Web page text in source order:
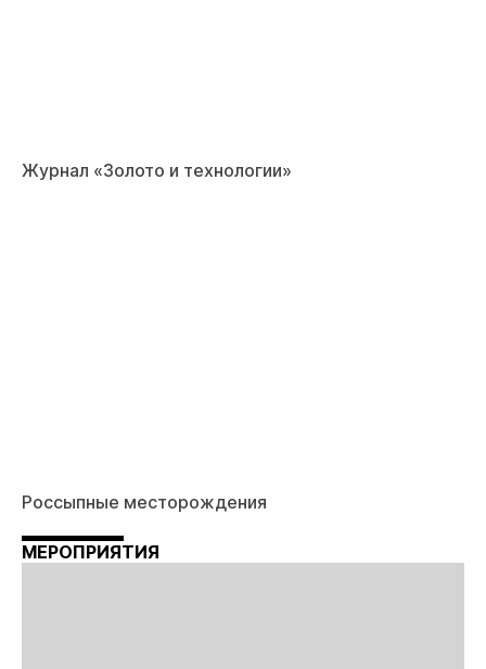
Журнал «Золото и технологии»
Россыпные месторождения
МЕРОПРИЯТИЯ